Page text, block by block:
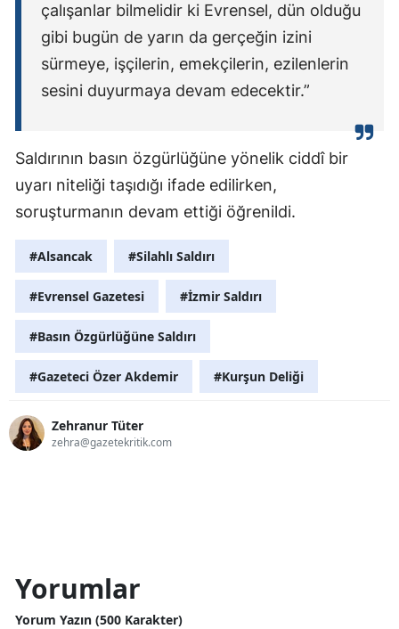
çalışanlar bilmelidir ki Evrensel, dün olduğu
gibi bugün de yarın da gerçeğin izini
sürmeye, işçilerin, emekçilerin, ezilenlerin
sesini duyurmaya devam edecektir.”
Saldırının basın özgürlüğüne yönelik ciddî bir
uyarı niteliği taşıdığı ifade edilirken,
soruşturmanın devam ettiği öğrenildi.
#Alsancak #Silahlı Saldırı
#Evrensel Gazetesi #İzmir Saldırı
#Basın Özgürlüğüne Saldırı
#Gazeteci Özer Akdemir #Kurşun Deliği
Zehranur Tüter
zehra@gazetekritik.com
Yorumlar
Yorum Yazın (500 Karakter)